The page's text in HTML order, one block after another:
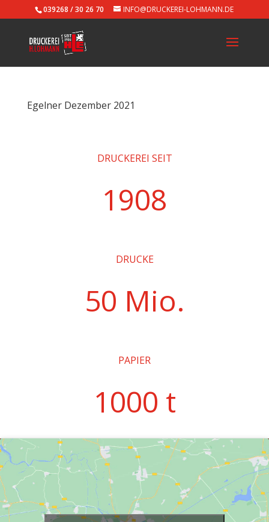
039268 / 30 26 70 INFO@DRUCKEREI-LOHMANN.DE
Egelner Dezember 2021
DRUCKEREI SEIT
1908
DRUCKE
50 Mio.
PAPIER
1000 t